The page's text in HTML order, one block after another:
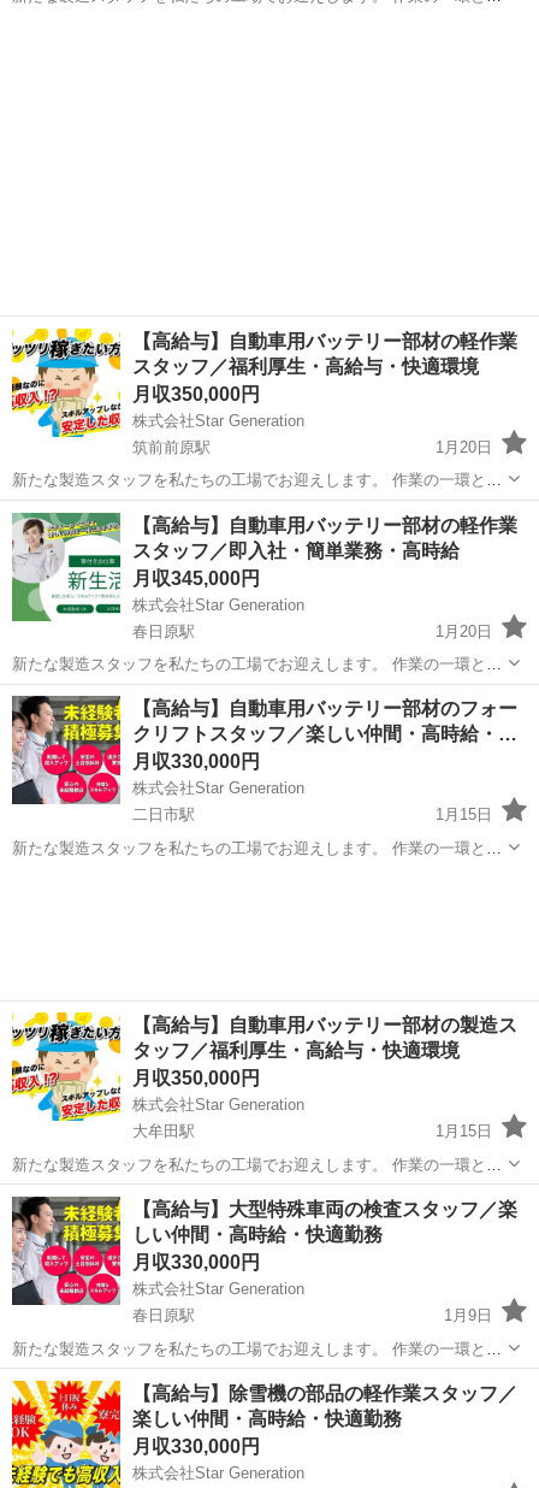
【高給与】自動車用バッテリー部材の軽作業
スタッフ／福利厚生・高給与・快適環境
月収350,000円
株式会社Star Generation
筑前前原駅
1月20日
新たな製造スタッフを私たちの工場でお迎えします。 作業の一環とし
て、生産性を向上させ、最高の品質を保つことが求められます。 経験
がない方でも、しっかりとしたサポート体制があるため、安心してご
応募ください 1.製...
福岡 糸島市 筑前前原駅 半導体 社会保険
【高給与】自動車用バッテリー部材の軽作業
スタッフ／即入社・簡単業務・高時給
月収345,000円
株式会社Star Generation
春日原駅
1月20日
新たな製造スタッフを私たちの工場でお迎えします。 作業の一環とし
て、生産性を向上させ、最高の品質を保つことが求められます。 経験
がない方でも、しっかりとしたサポート体制があるため、安心してご
応募ください 1.製...
福岡 大野城市 春日原駅 半導体 業務
【高給与】自動車用バッテリー部材のフォー
クリフトスタッフ／楽しい仲間・高時給・…
月収330,000円
株式会社Star Generation
二日市駅
1月15日
新たな製造スタッフを私たちの工場でお迎えします。 作業の一環とし
【高給与】自動車用バッテリー部材の製造ス
タッフ／福利厚生・高給与・快適環境
月収350,000円
株式会社Star Generation
大牟田駅
1月15日
新たな製造スタッフを私たちの工場でお迎えします。 作業の一環とし
て、生産性を向上させ、最高の品質を保つことが求められます。 経験
がない方でも、しっかりとしたサポート体制があるため、安心してご
応募ください 1.製...
福岡 大牟田市 大牟田駅 半導体 社会保険
【高給与】大型特殊車両の検査スタッフ／楽
しい仲間・高時給・快適勤務
月収330,000円
株式会社Star Generation
春日原駅
1月9日
新たな製造スタッフを私たちの工場でお迎えします。 作業の一環とし
て、生産性を向上させ、最高の品質を保つことが求められます。 経験
がない方でも、しっかりとしたサポート体制があるため、安心してご
応募ください 1.製...
福岡 春日市 春日原駅 半導体 業務
【高給与】除雪機の部品の軽作業スタッフ／
楽しい仲間・高時給・快適勤務
月収330,000円
株式会社Star Generation